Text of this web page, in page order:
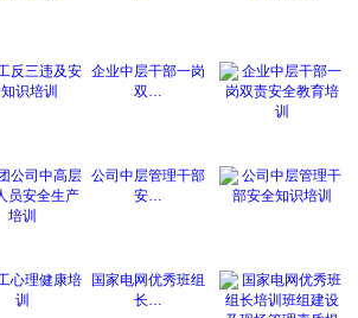
企业中层干部一岗
双…
公司中层管理干部
安…
国家电网优秀班组
长…